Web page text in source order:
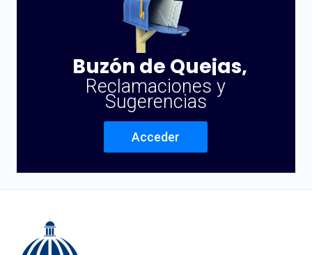
Buzón de Quejas,
Reclamaciones y
Sugerencias
Acceder